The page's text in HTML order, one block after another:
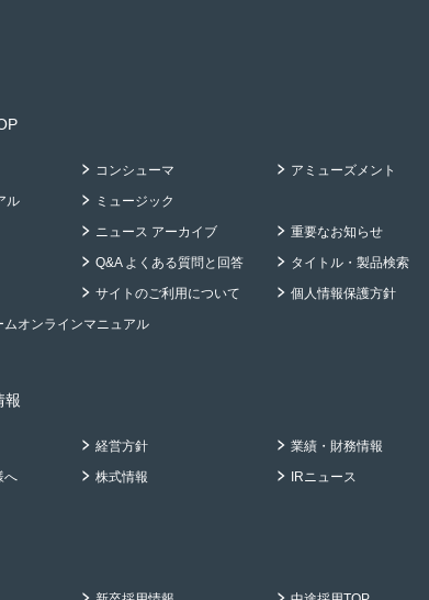
コンシューマ アミューズメント
ル
ミュージック
ニュース アーカイブ
重要なお知らせ
Q&A よくある質問と回答
タイトル・製品検索
サイトのご利用について 個人情報保護方針
ムオンラインマニュアル
報
経営方針 業績・財務情報
へ
株式情報 IRニュース